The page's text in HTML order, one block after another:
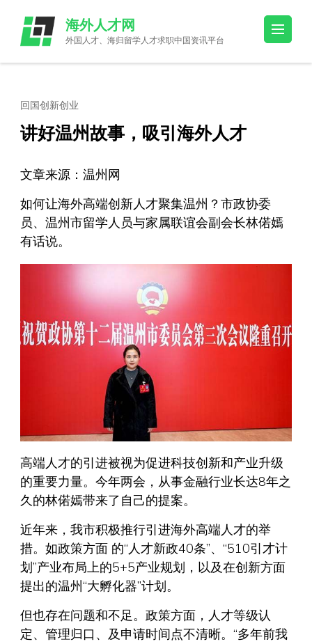
content
(Press
海外人才网
外国人才、海归留学人才求职中国资讯平台
回国创新创业
讲好温州故事，吸引海外人才
文章来源：温州网
如何让海外高端创新人才聚集温州？市政协委
员、温州市留学人员与家属联谊会副会长林偌嫣
有话说。
高端人才的引进被视为促进科技创新和产业升级
的重要力量。今年两会，从事金融行业长达8年之
久的林偌嫣带来了自己的提案。
近年来，我市积极推行引进海外高端人才的举
措。如政策方面 的“人才新政40条”、“510引才计
划”产业布局上的5+5产业规划，以及在创新方面
提出的温州“大孵化器”计划。
但也存在问题和不足。政策方面，人才等级认
定、管理归口、及申请时间点不清晰。“多年前我